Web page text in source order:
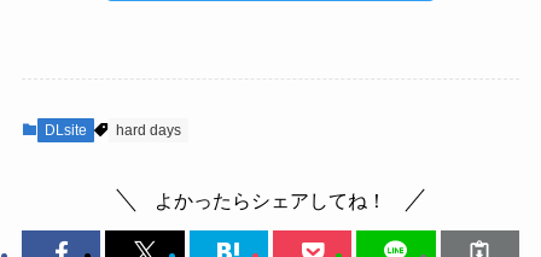
DLsite hard days
よかったらシェアしてね！